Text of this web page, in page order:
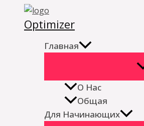
Перейти
Optimizer
Главная
О Нас
Общая
Для Начинающих